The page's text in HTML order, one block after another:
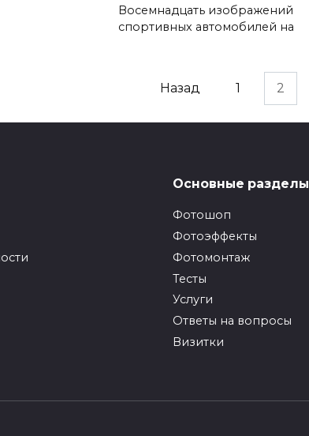
Восемнадцать изображений
спортивных автомобилей на
Назад 1 2
Основные разделы
Фотошоп
Фотоэффекты
Фотомонтаж
Тесты
Услуги
Ответы на вопросы
Визитки